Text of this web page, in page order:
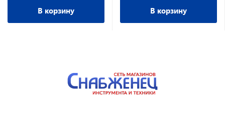
В корзину В корзину